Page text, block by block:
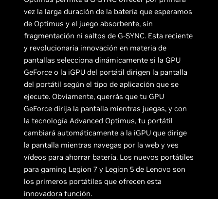
vez la larga duración de la batería que esperamos
de Optimus y el juego absorbente, sin
fragmentación ni saltos de G-SYNC. Esta reciente
y revolucionaria innovación en materia de
pantallas selecciona dinámicamente si la GPU
GeForce o la iGPU del portátil dirigen la pantalla
del portátil según el tipo de aplicación que se
ejecute. Obviamente, querrás que tu GPU
GeForce dirija la pantalla mientras juegas, y con
la tecnología Advanced Optimus, tu portátil
cambiará automáticamente a la iGPU que dirige
la pantalla mientras navegas por la web y ves
vídeos para ahorrar batería. Los nuevos portátiles
para gaming Legion 7 y Legion 5 de Lenovo son
los primeros portátiles que ofrecen esta
innovadora función.